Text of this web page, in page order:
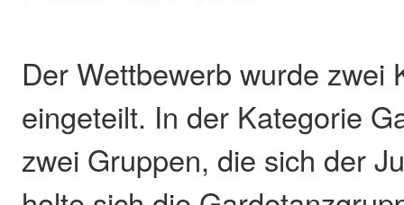
Der Wettbewerb wurde zwei
eingeteilt. In der Kategorie
zwei Gruppen, die sich der